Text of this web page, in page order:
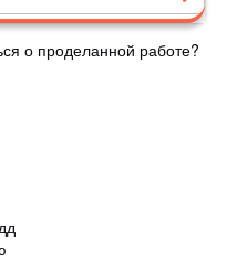
о проделанной работе?